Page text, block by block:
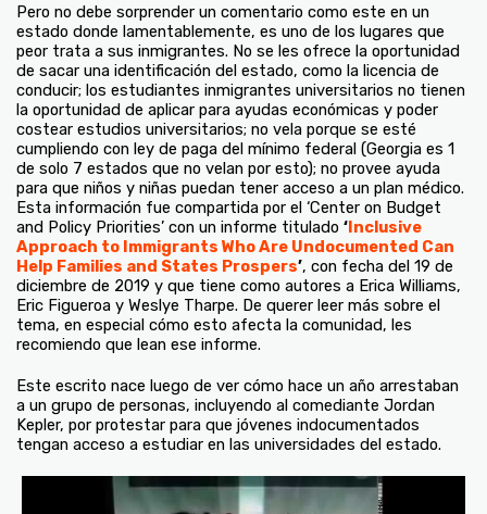
Pero no debe sorprender un comentario como este en un
estado donde lamentablemente, es uno de los lugares que
peor trata a sus inmigrantes. No se les ofrece la oportunidad
de sacar una identificación del estado, como la licencia de
conducir; los estudiantes inmigrantes universitarios no tienen
la oportunidad de aplicar para ayudas económicas y poder
costear estudios universitarios; no vela porque se esté
cumpliendo con ley de paga del mínimo federal (Georgia es 1
de solo 7 estados que no velan por esto); no provee ayuda
para que niños y niñas puedan tener acceso a un plan médico.
Esta información fue compartida por el ‘Center on Budget
and Policy Priorities’ con un informe titulado ‘Inclusive
Approach to Immigrants Who Are Undocumented Can
Help Families and States Prospers’, con fecha del 19 de
diciembre de 2019 y que tiene como autores a Erica Williams,
Eric Figueroa y Weslye Tharpe. De querer leer más sobre el
tema, en especial cómo esto afecta la comunidad, les
recomiendo que lean ese informe.
Este escrito nace luego de ver cómo hace un año arrestaban
a un grupo de personas, incluyendo al comediante Jordan
Kepler, por protestar para que jóvenes indocumentados
tengan acceso a estudiar en las universidades del estado.